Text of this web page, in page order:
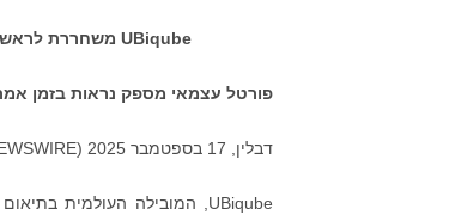
UBiqube משחררת
פורטל עצמאי מספק נראות בזמן
דבלין, 17 בספטמבר 2025 (GLOBE NEWSWIRE) –